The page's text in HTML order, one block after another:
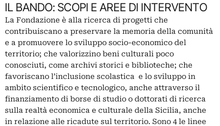
IL BANDO: SCOPI E AREE DI INTERVENTO
La Fondazione è alla ricerca di progetti che
contribuiscano a preservare la memoria della comunità
e a promuovere lo sviluppo socio-economico del
territorio; che valorizzino beni culturali poco
conosciuti, come archivi storici e biblioteche; che
favoriscano l’inclusione scolastica e lo sviluppo in
ambito scientifico e tecnologico, anche attraverso il
finanziamento di borse di studio o dottorati di ricerca
sulla realtà economica e culturale della Sicilia, anche
in relazione alle ricadute sul territorio. Sono 4 le linee